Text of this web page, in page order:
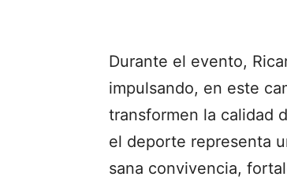
Durante el evento,
impulsando, en este
transformen la calidad
el deporte representa
sana convivencia,